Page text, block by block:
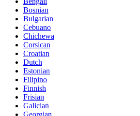
Bosnian
Bulgarian
Cebuano
Chichewa
Corsican
Croatian
Dutch
Estonian
Filipino
Finnish
Frisian
Galician